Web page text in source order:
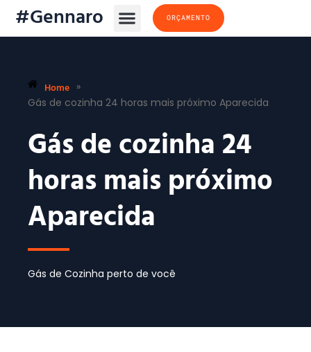
#Gennaro ORÇAMENTO
Home »
Gás de cozinha 24 horas mais próximo Aparecida
Gás de cozinha 24
horas mais próximo
Aparecida
Gás de Cozinha perto de você